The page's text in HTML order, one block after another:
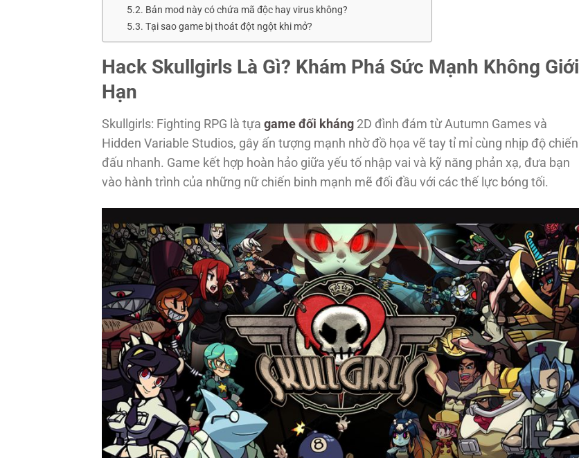
Bản mod này có chứa mã độc hay virus không?
Tại sao game bị thoát đột ngột khi mở?
Hack Skullgirls Là Gì? Khám Phá Sức Mạnh Không Giới
Hạn
Skullgirls: Fighting RPG là tựa game đối kháng 2D đình đám từ Autumn Games và
Hidden Variable Studios, gây ấn tượng mạnh nhờ đồ họa vẽ tay tỉ mỉ cùng nhịp độ chiến
đấu nhanh. Game kết hợp hoàn hảo giữa yếu tố nhập vai và kỹ năng phản xạ, đưa bạn
vào hành trình của những nữ chiến binh mạnh mẽ đối đầu với các thế lực bóng tối.